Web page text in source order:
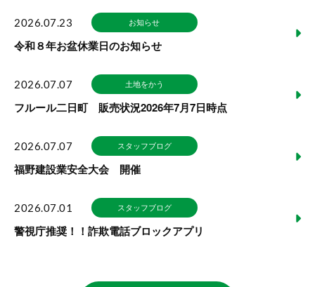
2026.07.23 お知らせ
令和８年お盆休業日のお知らせ
2026.07.07 土地をかう
フルール二日町 販売状況2026年7月7日時点
2026.07.07 スタッフブログ
福野建設業安全大会 開催
2026.07.01 スタッフブログ
警視庁推奨！！詐欺電話ブロックアプリ